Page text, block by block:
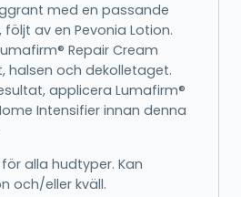
med en passande
följt av en Pevonia Lotion.
Repair Cream
halsen och dekolletaget.
applicera Lumafirm®
Intensifier innan denna
alla hudtyper. Kan
och/eller kväll.